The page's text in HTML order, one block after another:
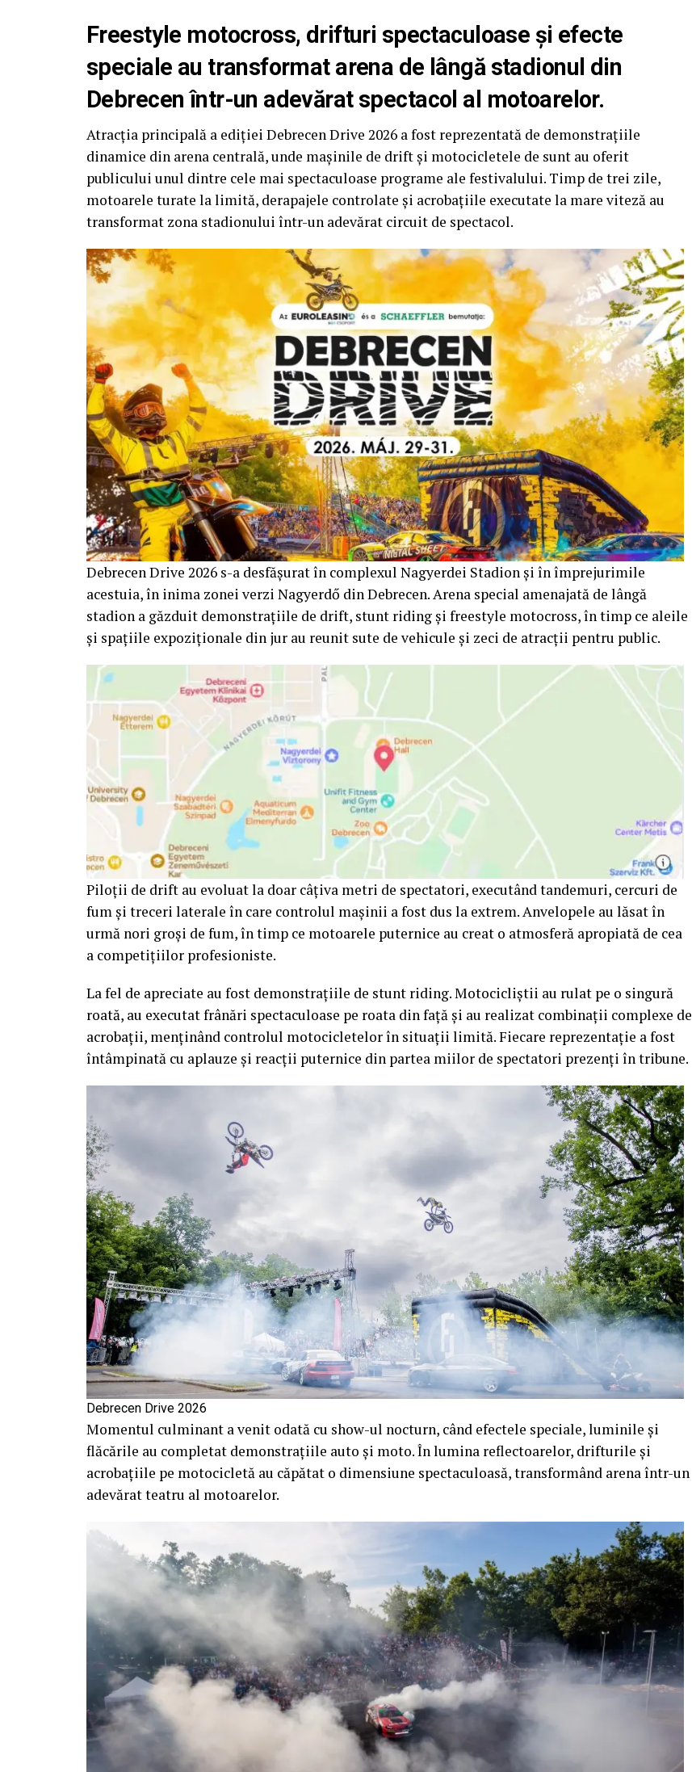
Freestyle motocross, drifturi spectaculoase și efecte
speciale au transformat arena de lângă stadionul din
Debrecen într-un adevărat spectacol al motoarelor.
Atracția principală a ediției Debrecen Drive 2026 a fost reprezentată de demonstrațiile
dinamice din arena centrală, unde mașinile de drift și motocicletele de sunt au oferit
publicului unul dintre cele mai spectaculoase programe ale festivalului. Timp de trei zile,
motoarele turate la limită, derapajele controlate și acrobațiile executate la mare viteză au
transformat zona stadionului într-un adevărat circuit de spectacol.
Debrecen Drive 2026 s-a desfășurat în complexul Nagyerdei Stadion și în împrejurimile
acestuia, în inima zonei verzi Nagyerdő din Debrecen. Arena special amenajată de lângă
stadion a găzduit demonstrațiile de drift, stunt riding și freestyle motocross, în timp ce aleile
și spațiile expoziționale din jur au reunit sute de vehicule și zeci de atracții pentru public.
Piloții de drift au evoluat la doar câțiva metri de spectatori, executând tandemuri, cercuri de
fum și treceri laterale în care controlul mașinii a fost dus la extrem. Anvelopele au lăsat în
urmă nori groși de fum, în timp ce motoarele puternice au creat o atmosferă apropiată de cea
a competițiilor profesioniste.
La fel de apreciate au fost demonstrațiile de stunt riding. Motocicliștii au rulat pe o singură
roată, au executat frânări spectaculoase pe roata din față și au realizat combinații complexe de
acrobații, menținând controlul motocicletelor în situații limită. Fiecare reprezentație a fost
întâmpinată cu aplauze și reacții puternice din partea miilor de spectatori prezenți în tribune.
Debrecen Drive 2026
Momentul culminant a venit odată cu show-ul nocturn, când efectele speciale, luminile și
flăcările au completat demonstrațiile auto și moto. În lumina reflectoarelor, drifturile și
acrobațiile pe motocicletă au căpătat o dimensiune spectaculoasă, transformând arena într-un
adevărat teatru al motoarelor.